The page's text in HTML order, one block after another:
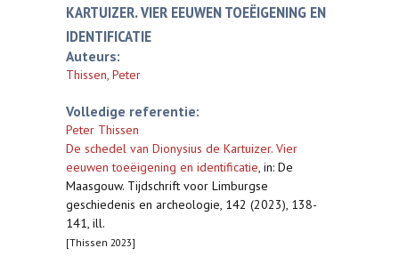
KARTUIZER. VIER EEUWEN TOEËIGENING EN
IDENTIFICATIE
Auteurs:
Thissen, Peter
Volledige referentie:
Peter Thissen
De schedel van Dionysius de Kartuizer. Vier
eeuwen toeëigening en identificatie, in: De
Maasgouw. Tijdschrift voor Limburgse
geschiedenis en archeologie, 142 (2023), 138-
141, ill.
[Thissen 2023]